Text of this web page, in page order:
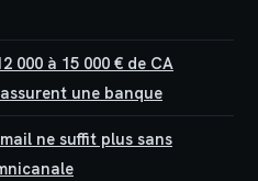
000 à 15 000 € de CA
une banque
ne suffit plus sans